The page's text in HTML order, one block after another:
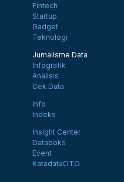
Fintech
Startup
Gadget
Teknologi
Jurnalisme Data
Infografik
Analisis
Cek Data
Info
Indeks
Insight Center
Databoks
Event
KatadataOTO